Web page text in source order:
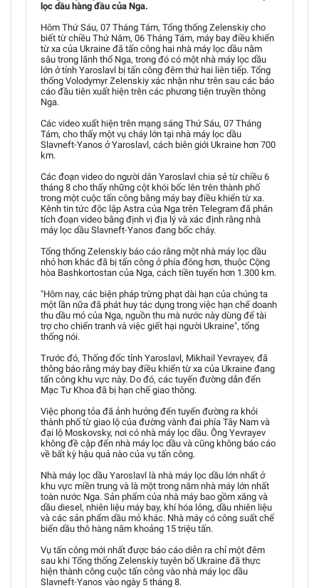
lọc dầu hàng đầu của Nga.
Hôm Thứ Sáu, 07 Tháng Tám, Tổng thống Zelenskiy cho
biết từ chiều Thứ Năm, 06 Tháng Tám, máy bay điều khiển
từ xa của Ukraine đã tấn công hai nhà máy lọc dầu nằm
sâu trong lãnh thổ Nga, trong đó có một nhà máy lọc dầu
lớn ở tỉnh Yaroslavl bị tấn công đêm thứ hai liên tiếp. Tổng
thống Volodymyr Zelenskiy xác nhận như trên sau các báo
cáo đầu tiên xuất hiện trên các phương tiện truyền thông
Nga.
Các video xuất hiện trên mạng sáng Thứ Sáu, 07 Tháng
Tám, cho thấy một vụ cháy lớn tại nhà máy lọc dầu
Slavneft-Yanos ở Yaroslavl, cách biên giới Ukraine hơn 700
km.
Các đoạn video do người dân Yaroslavl chia sẻ từ chiều 6
tháng 8 cho thấy những cột khói bốc lên trên thành phố
trong một cuộc tấn công bằng máy bay điều khiển từ xa.
Kênh tin tức độc lập Astra của Nga trên Telegram đã phân
tích đoạn video bằng định vị địa lý và xác định rằng nhà
máy lọc dầu Slavneft-Yanos đang bốc cháy.
Tổng thống Zelenskiy báo cáo rằng một nhà máy lọc dầu
nhỏ hơn khác đã bị tấn công ở phía đông hơn, thuộc Cộng
hòa Bashkortostan của Nga, cách tiền tuyến hơn 1.300 km.
"Hôm nay, các biện pháp trừng phạt dài hạn của chúng ta
một lần nữa đã phát huy tác dụng trong việc hạn chế doanh
thu dầu mỏ của Nga, nguồn thu mà nước này dùng để tài
trợ cho chiến tranh và việc giết hại người Ukraine", tổng
thống nói.
Trước đó, Thống đốc tỉnh Yaroslavl, Mikhail Yevrayev, đã
thông báo rằng máy bay điều khiển từ xa của Ukraine đang
tấn công khu vực này. Do đó, các tuyến đường dẫn đến
Mạc Tư Khoa đã bị hạn chế giao thông.
Việc phong tỏa đã ảnh hưởng đến tuyến đường ra khỏi
thành phố từ giao lộ của đường vành đai phía Tây Nam và
đại lộ Moskovsky, nơi có nhà máy lọc dầu. Ông Yevrayev
không đề cập đến nhà máy lọc dầu và cũng không báo cáo
về bất kỳ hậu quả nào của vụ tấn công.
Nhà máy lọc dầu Yaroslavl là nhà máy lọc dầu lớn nhất ở
khu vực miền trung và là một trong năm nhà máy lớn nhất
toàn nước Nga. Sản phẩm của nhà máy bao gồm xăng và
dầu diesel, nhiên liệu máy bay, khí hóa lỏng, dầu nhiên liệu
và các sản phẩm dầu mỏ khác. Nhà máy có công suất chế
biến dầu thô hàng năm khoảng 15 triệu tấn.
Vụ tấn công mới nhất được báo cáo diễn ra chỉ một đêm
sau khi Tổng thống Zelenskiy tuyên bố Ukraine đã thực
hiện thành công cuộc tấn công vào nhà máy lọc dầu
Slavneft-Yanos vào ngày 5 tháng 8.